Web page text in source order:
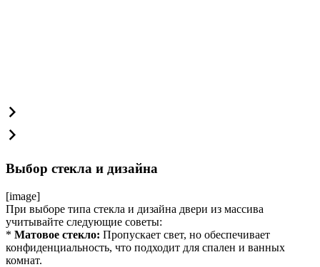
Выбор стекла и дизайна
[image]
При выборе типа стекла и дизайна двери из массива
учитывайте следующие советы:
* Матовое стекло: Пропускает свет, но обеспечивает
конфиденциальность, что подходит для спален и ванных
комнат.